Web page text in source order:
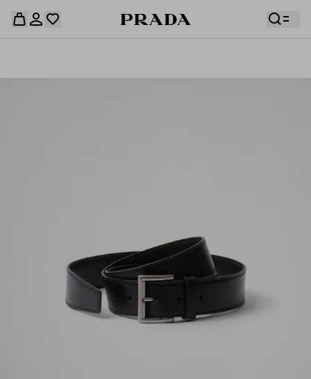
قائمة أمنياتك فارغة. استكشفوا المجموعات، واحفظوا